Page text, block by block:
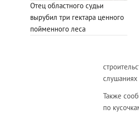
Отец областного судьи
вырубил три гектара ценного
пойменного леса
слушаниях
Также
по